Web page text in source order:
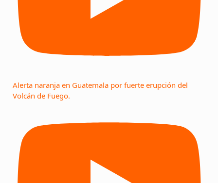
Alerta naranja en Guatemala por fuerte erupción del
Volcán de Fuego.